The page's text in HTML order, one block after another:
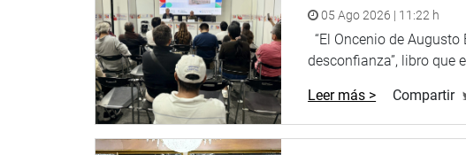
05 Ago 2026 | 11:22 h
“El Oncenio de
desconfianza”, libro que
Leer más > Compartir